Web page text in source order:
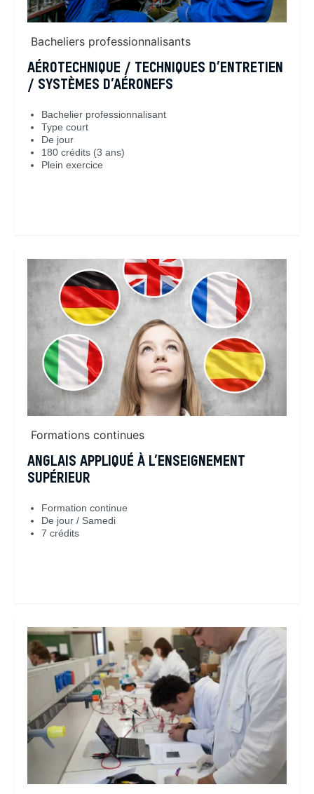
Bacheliers professionnalisants
AÉROTECHNIQUE / TECHNIQUES D’ENTRETIEN
/ SYSTÈMES D’AÉRONEFS
Bachelier professionnalisant
Type court
De jour
180 crédits (3 ans)
Plein exercice
Formations continues
ANGLAIS APPLIQUÉ À L’ENSEIGNEMENT
SUPÉRIEUR
Formation continue
De jour / Samedi
7 crédits